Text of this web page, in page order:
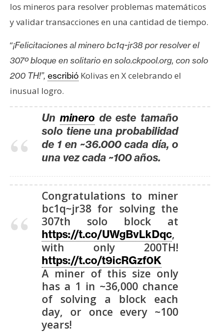
T
e
a
s
R
e
s
C
P
los mineros para resolver problemas matemáticos
y validar transacciones en una cantidad de tiempo.
“¡Felicitaciones al minero bc1q~jr38 por resolver el
307º bloque en solitario en solo.ckpool.org, con solo
200 TH!”, escribió Kolivas en X celebrando el
inusual logro.
Un minerode este tamaño
solo tiene una probabilidad
de 1 en ~36.000 cada día, o
una vez cada ~100 años.
Congratulations to miner
bc1q~jr38 for solving the
307th solo block at
https://t.co/UWgBvLkDqc,
with only 200TH!
https://t.co/t9icRGzf0K
A miner of this size only
has a 1 in ~36,000 chance
of solving a block each
day, or once every ~100
years!